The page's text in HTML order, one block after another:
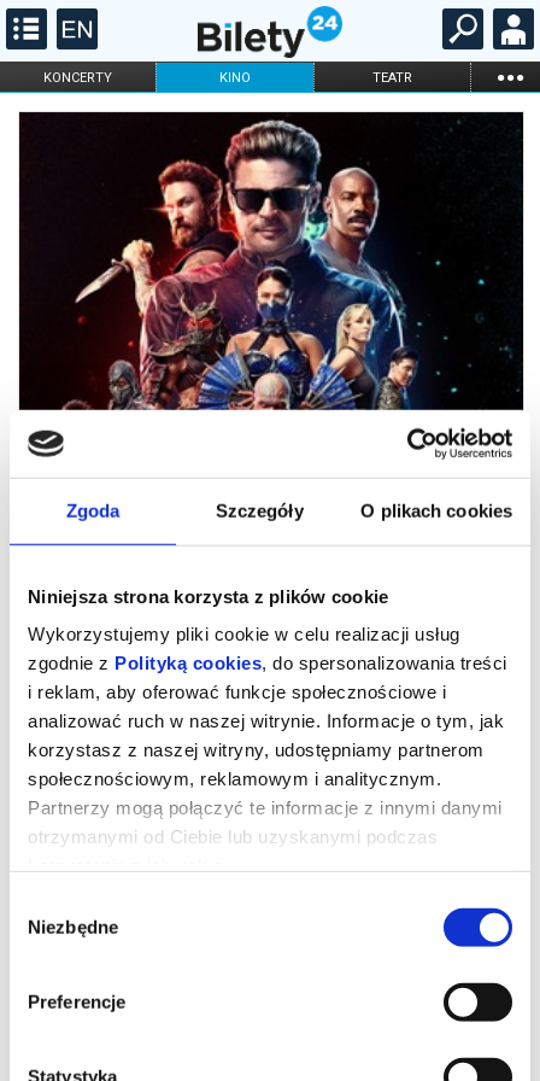
Zgoda Szczegóły O plikach cookies
Niniejsza strona korzysta z plików cookie
Wykorzystujemy pliki cookie w celu realizacji usług
zgodnie z Polityką cookies, do spersonalizowania treści
i reklam, aby oferować funkcje społecznościowe i
analizować ruch w naszej witrynie. Informacje o tym, jak
korzystasz z naszej witryny, udostępniamy partnerom
społecznościowym, reklamowym i analitycznym.
Partnerzy mogą połączyć te informacje z innymi danymi
otrzymanymi od Ciebie lub uzyskanymi podczas
zgody
Niezbędne
Preferencje
Statystyka
KONCERTY KINO TEATR ...
FILHARMONIA OPERA I BALET
ONLINE
Mortal Kombat II 2D napisy
Dominacja Shao Khana (Martyn Ford) wreszcie musi zostać
przerwana. Dlatego mnich Liu Kang (Ludi Lin), była elitarną
żołnierka Sonya Blade (Jessica McNamee), jej mentor Jax Briggs
Tan) ponownie łączą siły, by ocalić Ziemię. Tym razem wsparcia
udziela im Johnny Cage (Karl Urban), a cała grupa rzuca się w wir